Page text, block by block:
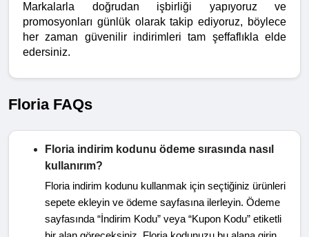
Markalarla doğrudan işbirliği yapıyoruz ve
promosyonları günlük olarak takip ediyoruz, böylece
her zaman güvenilir indirimleri tam şeffaflıkla elde
edersiniz.
Floria FAQs
Floria indirim kodunu ödeme sırasında nasıl
kullanırım?
Floria indirim kodunu kullanmak için seçtiğiniz ürünleri
sepete ekleyin ve ödeme sayfasına ilerleyin. Ödeme
sayfasında “İndirim Kodu” veya “Kupon Kodu” etiketli